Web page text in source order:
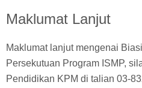
Maklumat Lanjut
Maklumat lanjut mengenai
Persekutuan Program ISMP,
Pendidikan KPM di talian 03-